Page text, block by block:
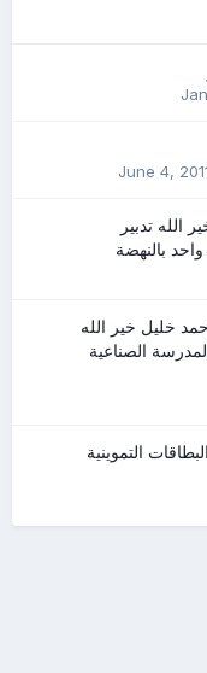
June 4,
تدبير
بالنهضة
خليل خير الله
الصناعية
التموينية